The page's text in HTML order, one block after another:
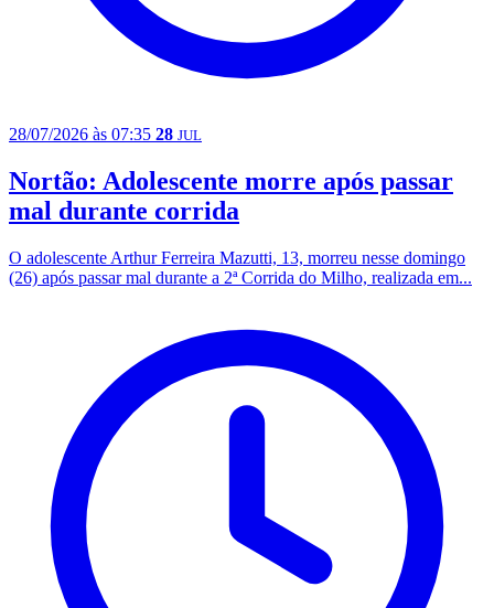
28/07/2026 às 07:35 28 JUL
Nortão: Adolescente morre após passar
mal durante corrida
O adolescente Arthur Ferreira Mazutti, 13, morreu nesse domingo
(26) após passar mal durante a 2ª Corrida do Milho, realizada em...